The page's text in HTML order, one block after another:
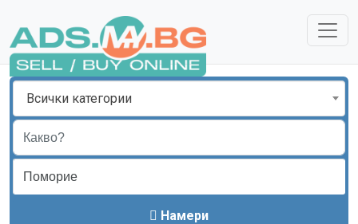
Всички категории
Намери